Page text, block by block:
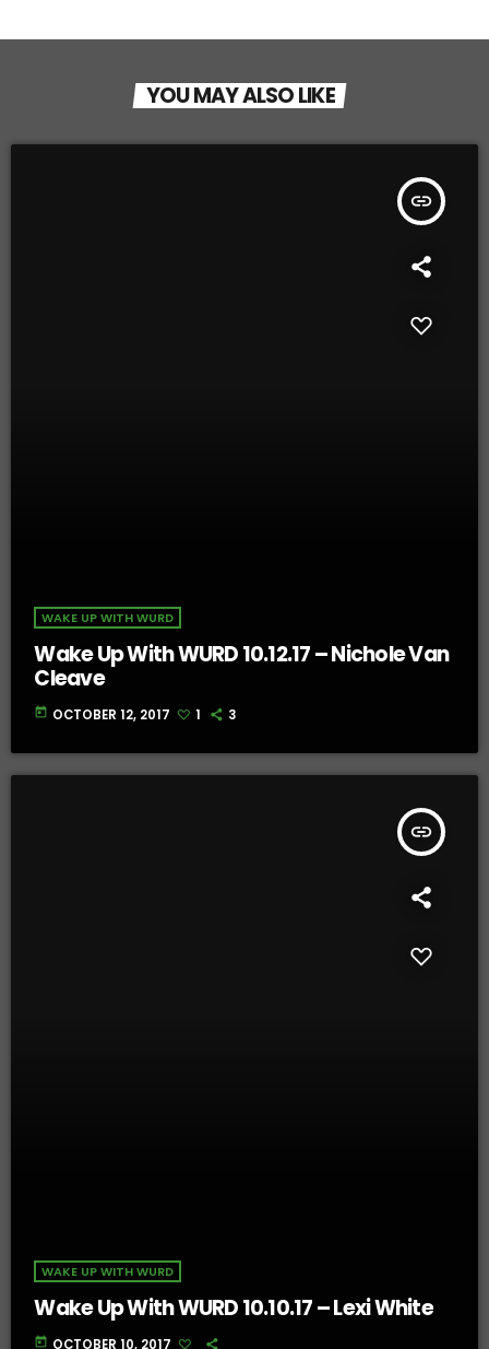
YOU MAY ALSO LIKE
insert_link
WAKE UP WITH WURD
Wake Up With WURD 10.12.17 – Nichole Van
Cleave
today OCTOBER 12, 2017 1 3
insert_link
WAKE UP WITH WURD
Wake Up With WURD 10.10.17 – Lexi White
today OCTOBER 10, 2017